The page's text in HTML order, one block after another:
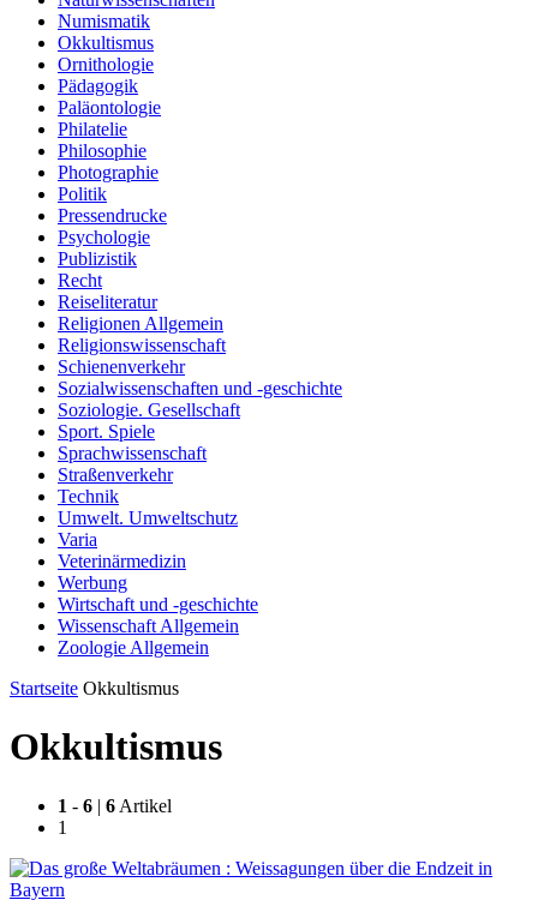
Numismatik
Okkultismus
Ornithologie
Pädagogik
Paläontologie
Philatelie
Philosophie
Photographie
Politik
Pressendrucke
Psychologie
Publizistik
Recht
Reiseliteratur
Religionen Allgemein
Religionswissenschaft
Schienenverkehr
Sozialwissenschaften und -geschichte
Soziologie. Gesellschaft
Sport. Spiele
Sprachwissenschaft
Straßenverkehr
Technik
Umwelt. Umweltschutz
Varia
Veterinärmedizin
Werbung
Wirtschaft und -geschichte
Wissenschaft Allgemein
Zoologie Allgemein
Startseite Okkultismus
Okkultismus
1 - 6 | 6 Artikel
1